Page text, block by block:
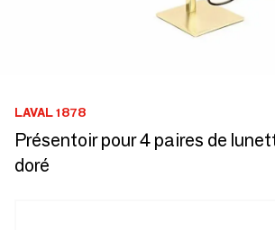
LAVAL 1878
Présentoir pour 4 paires de
doré